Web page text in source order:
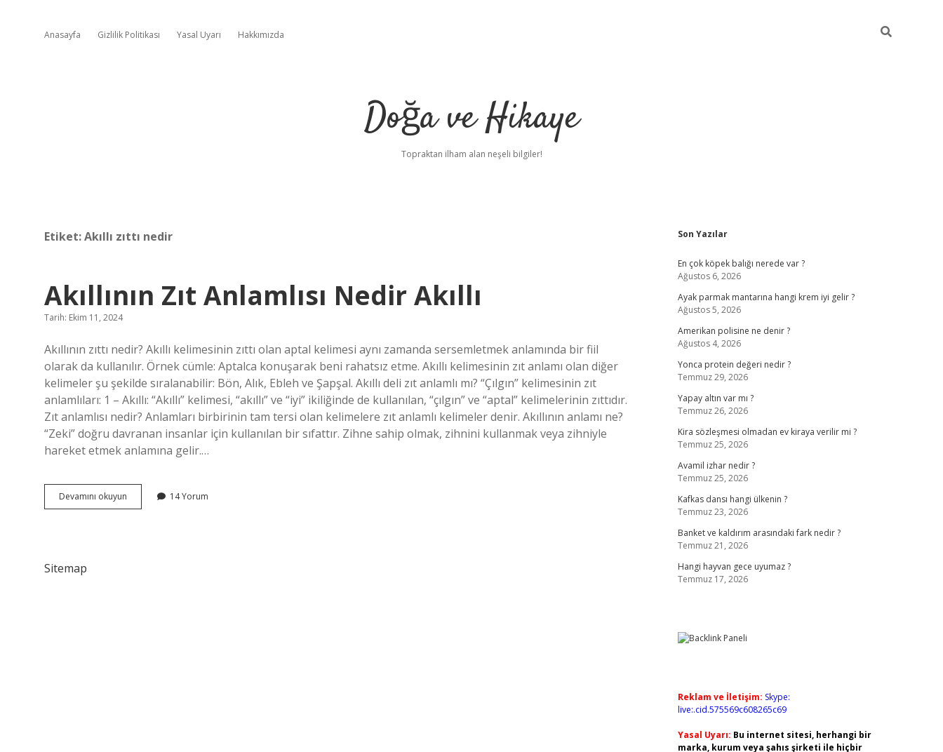
Anasayfa Gizlilik Politikası Yasal Uyarı Hakkımızda
Doğa ve Hikaye
Topraktan ilham alan neşeli bilgiler!
Etiket:Akıllı zıttı nedir
Akıllının Zıt Anlamlısı Nedir Akıllı
Tarih: Ekim 11, 2024
Akıllının zıttı nedir? Akıllı kelimesinin zıttı olan aptal kelimesi aynı zamanda sersemletmek anlamında bir fiil
olarak da kullanılır. Örnek cümle: Aptalca konuşarak beni rahatsız etme. Akıllı kelimesinin zıt anlamı olan diğer
kelimeler şu şekilde sıralanabilir: Bön, Alık, Ebleh ve Şapşal. Akıllı deli zıt anlamlı mı? “Çılgın” kelimesinin zıt
anlamlıları: 1 – Akıllı: “Akıllı” kelimesi, “akıllı” ve “iyi” ikiliğinde de kullanılan, “çılgın” ve “aptal” kelimelerinin zıttıdır.
Zıt anlamlısı nedir? Anlamları birbirinin tam tersi olan kelimelere zıt anlamlı kelimeler denir. Akıllının anlamı ne?
“Zeki” doğru davranan insanlar için kullanılan bir sıfattır. Zihne sahip olmak, zihnini kullanmak veya zihniyle
hareket etmek anlamına gelir.…
Devamını okuyun
Zıt
14 Yorum
Sitemap
Sidebar
Son Yazılar
En çok köpek balığı nerede var ?
Ağustos 6, 2026
Ayak parmak mantarına hangi krem iyi gelir ?
Ağustos 5, 2026
Amerikan polisine ne denir ?
Ağustos 4, 2026
Yonca protein değeri nedir ?
Temmuz 29, 2026
Yapay altın var mı ?
Temmuz 26, 2026
Kira sözleşmesi olmadan ev kiraya verilir mi ?
Temmuz 25, 2026
Avamil izhar nedir ?
Temmuz 25, 2026
Kafkas dansı hangi ülkenin ?
Temmuz 23, 2026
Banket ve kaldırım arasındaki fark nedir ?
Temmuz 21, 2026
Hangi hayvan gece uyumaz ?
Temmuz 17, 2026
Reklam ve İletişim: Skype:
live:.cid.575569c608265c69
Yasal Uyarı: Bu internet sitesi, herhangi bir
marka, kurum veya şahıs şirketi ile hiçbir